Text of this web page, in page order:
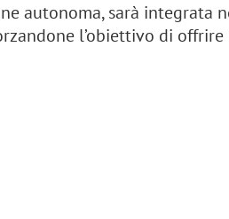
autonoma, sarà integrata
l’obiettivo di